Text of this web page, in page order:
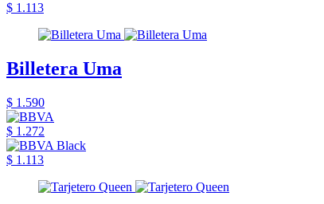
$ 1.113
Billetera Uma
$ 1.590
$ 1.272
$ 1.113